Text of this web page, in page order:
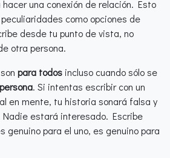
una conexión de relación. Esto
como opciones de
desde tu punto de vista, no
otra persona.
para todos incluso cuando sólo se
. Si intentas escribir con un
en mente, tu historia sonará falsa y
estará interesado. Escribe
genuino para el uno, es genuino para